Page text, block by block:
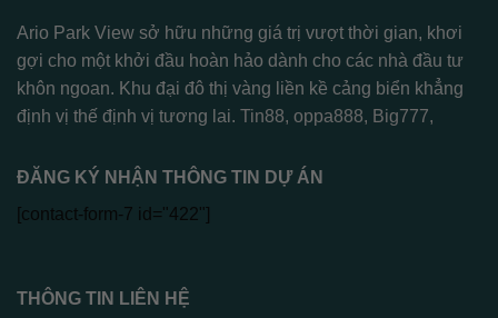
Ario Park View sở hữu những giá trị vượt thời gian, khơi
gợi cho một khởi đầu hoàn hảo dành cho các nhà đầu tư
khôn ngoan. Khu đại đô thị vàng liền kề cảng biển khẳng
định vị thế định vị tương lai. Tin88, oppa888, Big777,
ĐĂNG KÝ NHẬN THÔNG TIN DỰ ÁN
[contact-form-7 id="422"]
THÔNG TIN LIÊN HỆ